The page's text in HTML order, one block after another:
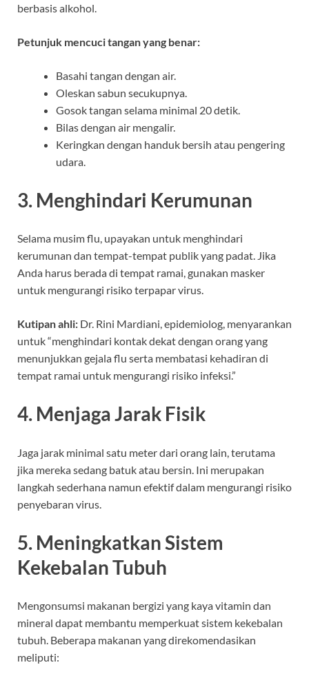
berbasis alkohol.
Petunjuk mencuci tangan yang benar:
Basahi tangan dengan air.
Oleskan sabun secukupnya.
Gosok tangan selama minimal 20 detik.
Bilas dengan air mengalir.
Keringkan dengan handuk bersih atau pengering
udara.
3. Menghindari Kerumunan
Selama musim flu, upayakan untuk menghindari
kerumunan dan tempat-tempat publik yang padat. Jika
Anda harus berada di tempat ramai, gunakan masker
untuk mengurangi risiko terpapar virus.
Kutipan ahli: Dr. Rini Mardiani, epidemiolog, menyarankan
untuk “menghindari kontak dekat dengan orang yang
menunjukkan gejala flu serta membatasi kehadiran di
tempat ramai untuk mengurangi risiko infeksi.”
4. Menjaga Jarak Fisik
Jaga jarak minimal satu meter dari orang lain, terutama
jika mereka sedang batuk atau bersin. Ini merupakan
langkah sederhana namun efektif dalam mengurangi risiko
penyebaran virus.
5. Meningkatkan Sistem
Kekebalan Tubuh
Mengonsumsi makanan bergizi yang kaya vitamin dan
mineral dapat membantu memperkuat sistem kekebalan
tubuh. Beberapa makanan yang direkomendasikan
meliputi: